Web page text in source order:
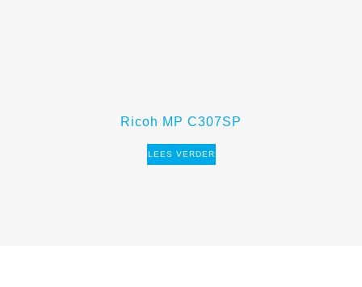
Ricoh MP C307SP
LEES VERDER